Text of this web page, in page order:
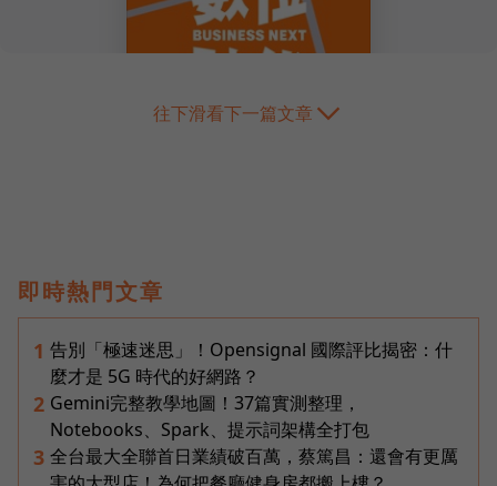
往下滑看下一篇文章
即時熱門文章
1 告別「極速迷思」！Opensignal 國際評比揭密：什
麼才是 5G 時代的好網路？
2 Gemini完整教學地圖！37篇實測整理，
Notebooks、Spark、提示詞架構全打包
3 全台最大全聯首日業績破百萬，蔡篤昌：還會有更厲